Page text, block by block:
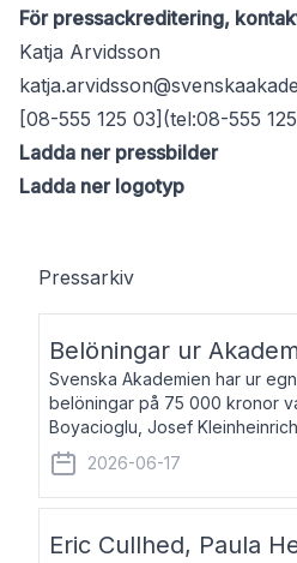
För pressackreditering,
Katja Arvidsson
[08-555 125 03](tel:08-555
Ladda ner pressbilder
Ladda ner logotyp
Pressarkiv
Belöningar ur
Svenska Akademien har ur
belöningar på 75 000 kronor
Boyacioglu, Josef
Stenroth och Svante
född 1981, är poet och
2026-06-17
Eric Cullhed, Paula